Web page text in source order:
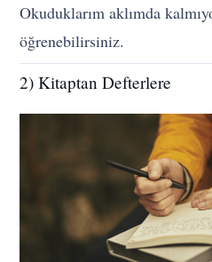
Okuduklarım aklımda
öğrenebilirsiniz.
2) Kitaptan Defterlere